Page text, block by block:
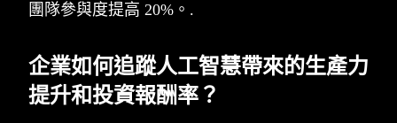
團隊參與度提高 20%。.
企業如何追蹤人工智慧帶來的生產力
提升和投資報酬率？